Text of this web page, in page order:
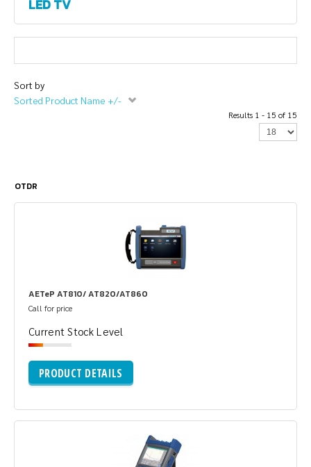
LED TV
Sort by
Sorted Product Name +/-
Results 1 - 15 of 15
OTDR
AETeP AT810/ AT820/AT860
Call for price
Current Stock Level
PRODUCT DETAILS